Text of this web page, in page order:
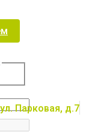
Парковая, д.7